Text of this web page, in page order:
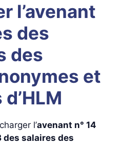
l’avenant
des
des
et
l’avenant n° 14
des salaires des